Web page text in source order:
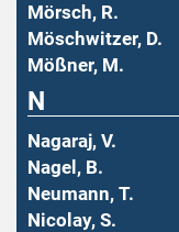
Mörsch, R.
Möschwitzer, D.
Mößner, M.
N
Nagaraj, V.
Nagel, B.
Neumann, T.
Nicolay, S.